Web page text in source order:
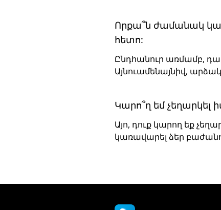
Որքա՞ն ժամանակ
հետո:
Ընդհանուր առմամբ,
Այնուամենայնիվ,
Կարո՞ղ եմ չեղարկել
Այո, դուք կարող եք
կառավարել ձեր